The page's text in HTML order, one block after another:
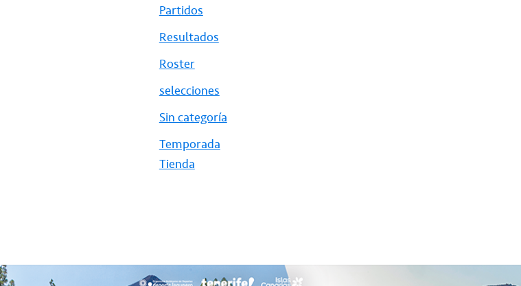
Partidos
Resultados
Roster
selecciones
Sin categoría
Temporada
Tienda